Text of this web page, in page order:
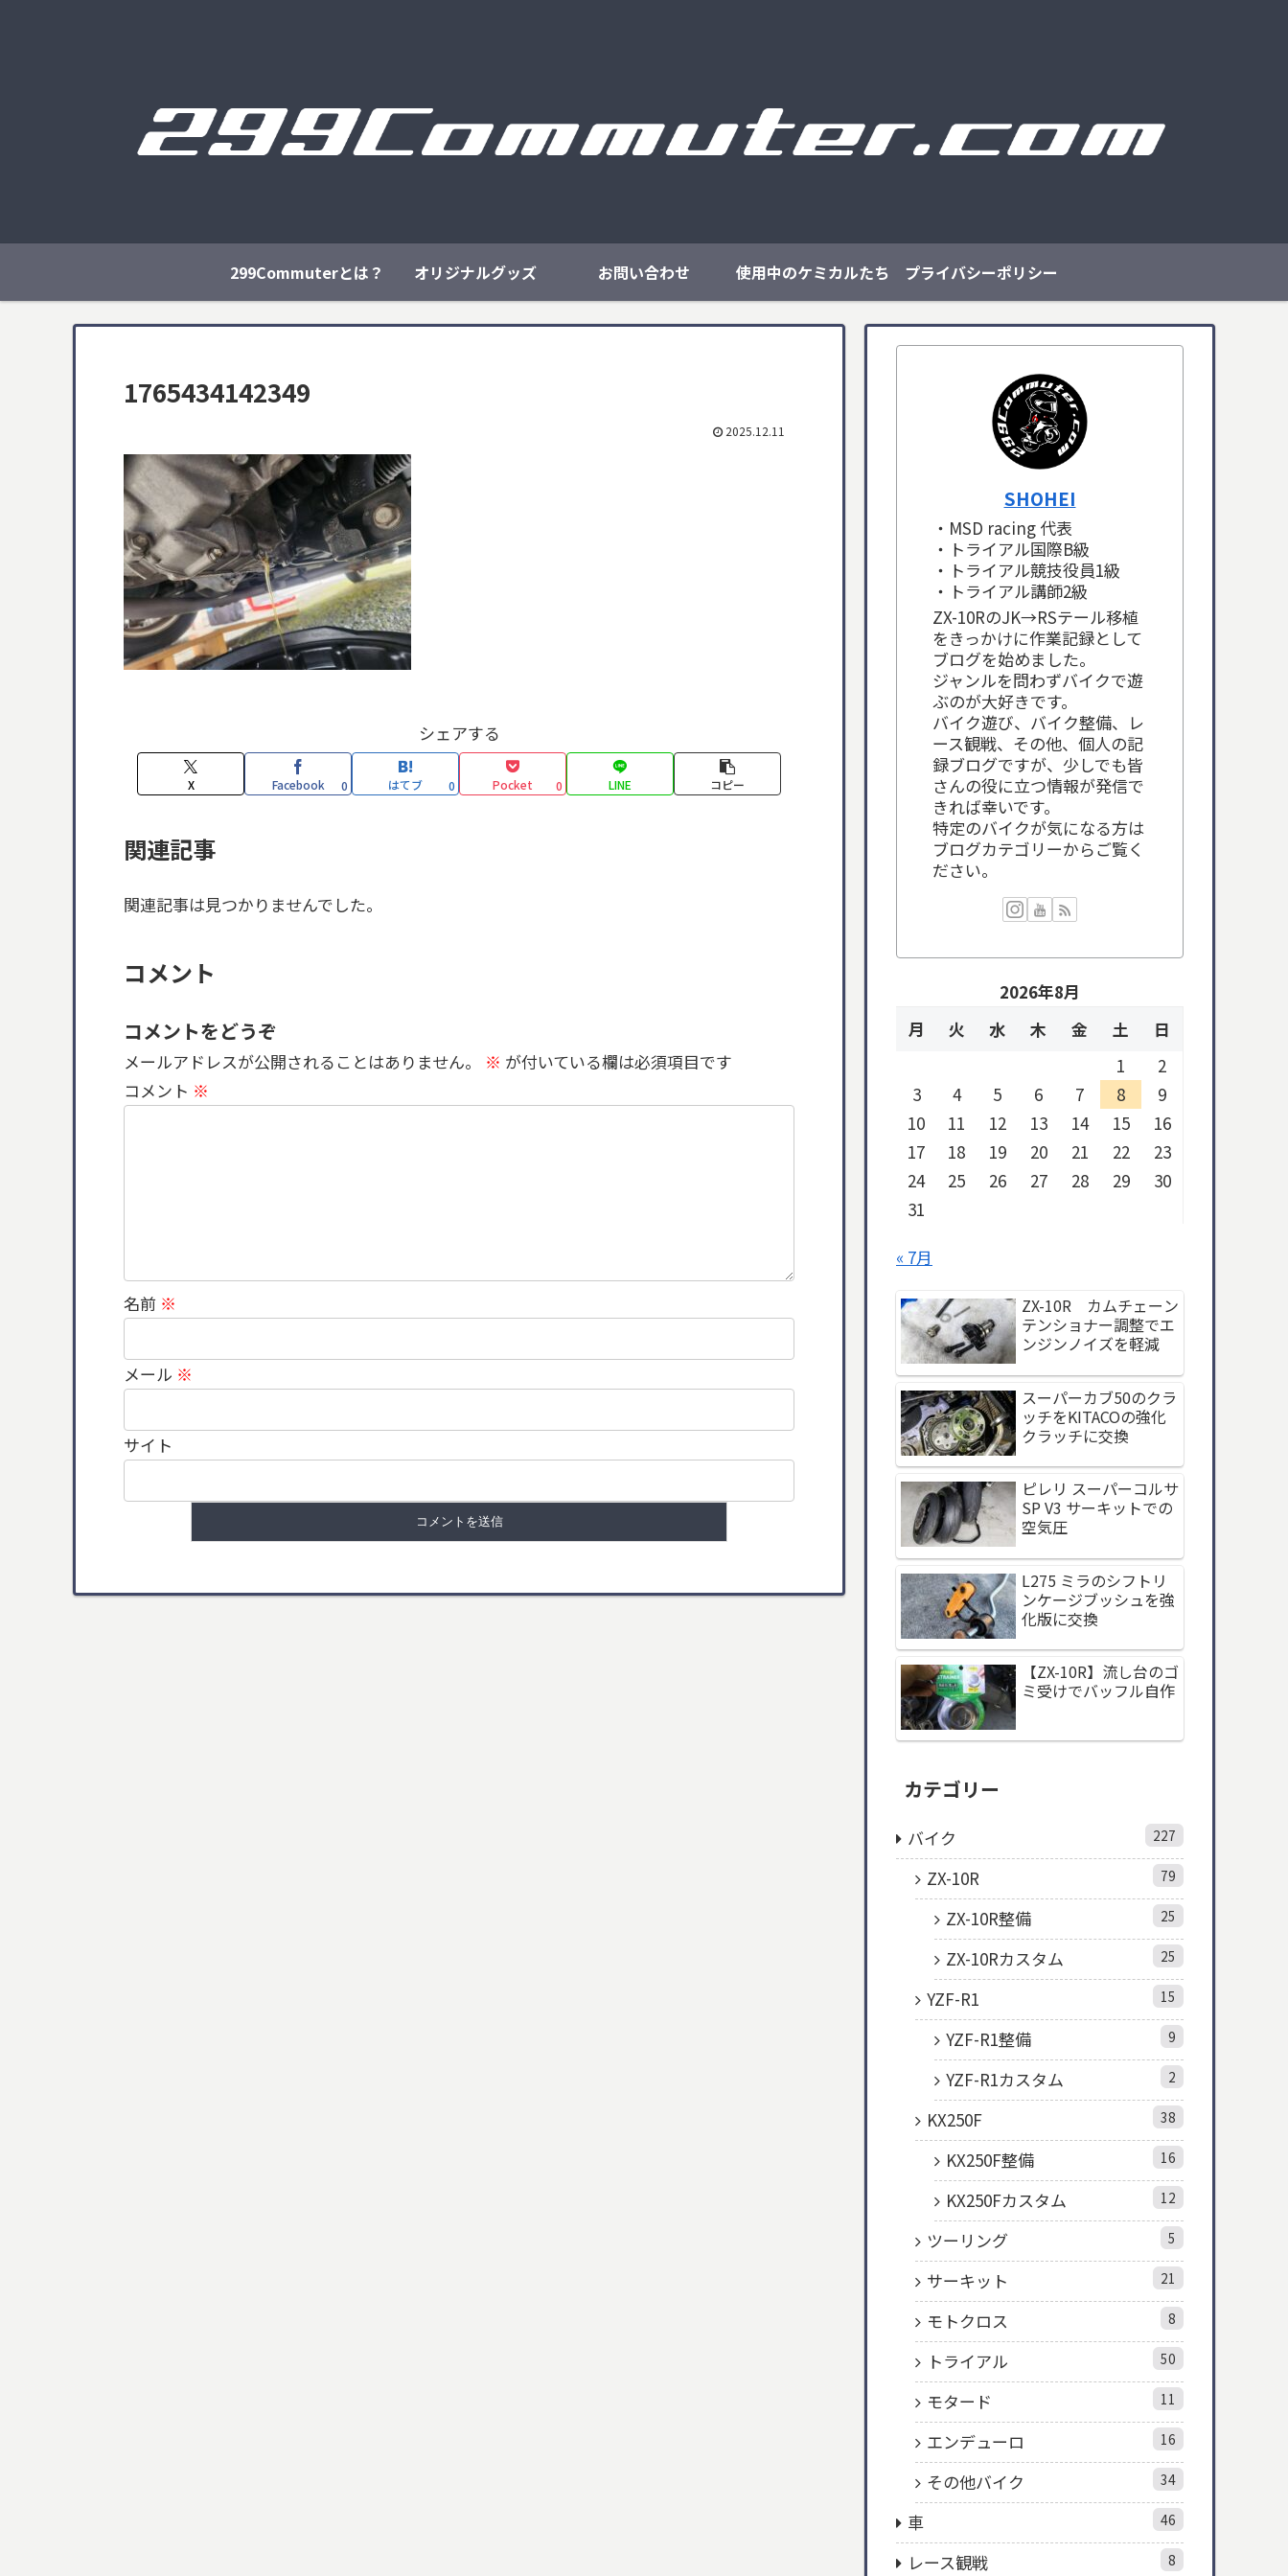
299Commuterとは？ オリジナルグッズ お問い合わせ 使用中のケミカルたち プライバシーポリシー
1765434142349
2025.12.11
シェアする
X Facebook 0 はてブ 0 Pocket 0 LINE コピー
関連記事
関連記事は見つかりませんでした。
コメント
コメントをどうぞ
メールアドレスが公開されることはありません。 ※ が付いている欄は必須項目です
コメント ※
名前 ※
メール ※
サイト
SHOHEI
・MSD racing 代表
・トライアル国際B級
・トライアル競技役員1級
・トライアル講師2級
ZX-10RのJK→RSテール移植
をきっかけに作業記録として
ブログを始めました。
ジャンルを問わずバイクで遊
ぶのが大好きです。
バイク遊び、バイク整備、レ
ース観戦、その他、個人の記
録ブログですが、少しでも皆
さんの役に立つ情報が発信で
きれば幸いです。
特定のバイクが気になる方は
ブログカテゴリーからご覧く
ださい。
2026年8月
月
火 水 木 金 土
日
1
2
3
4 5 6 7 8
9
10
11 12 13 14 15
16
17
18 19 20 21 22
23
24
25 26 27 28 29
30
31
« 7月
ZX-10R カムチェーン
テンショナー調整でエ
ンジンノイズを軽減
スーパーカブ50のクラ
ッチをKITACOの強化
クラッチに交換
ピレリ スーパーコルサ
SP V3 サーキットでの
空気圧
L275 ミラのシフトリ
ンケージブッシュを強
化版に交換
【ZX-10R】流し台のゴ
ミ受けでバッフル自作
カテゴリー
バイク 227
ZX-10R 79
ZX-10R整備 25
ZX-10Rカスタム 25
YZF-R1 15
YZF-R1整備 9
YZF-R1カスタム 2
KX250F 38
KX250F整備 16
KX250Fカスタム 12
ツーリング 5
サーキット 21
モトクロス 8
トライアル 50
モタード 11
エンデューロ 16
その他バイク 34
車 46
レース観戦 8